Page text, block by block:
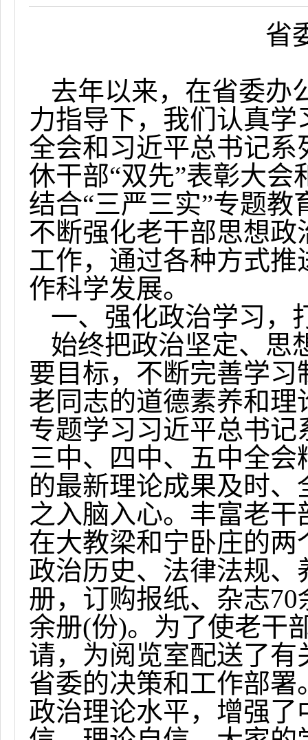
省
去年以来，在省委办
力指导下，我们认真
全会和习近平总书记
休干部“双先”表彰大会
结合“三严三实”专题
不断强化老干部思想
工作，通过各种方式
作科学发展。
一、强化政治学习，
始终把政治坚定、思
要目标，不断完善学
老同志的道德素养和
专题学习习近平总书
三中、四中、五中全
的最新理论成果及时
之入脑入心。丰富老
在大教梁和宁卧庄的
政治历史、法律法规
册，订购报纸、杂志70
余册(份)。为了使老干
请，为阅览室配送了
省委的决策和工作部
政治理论水平，增强